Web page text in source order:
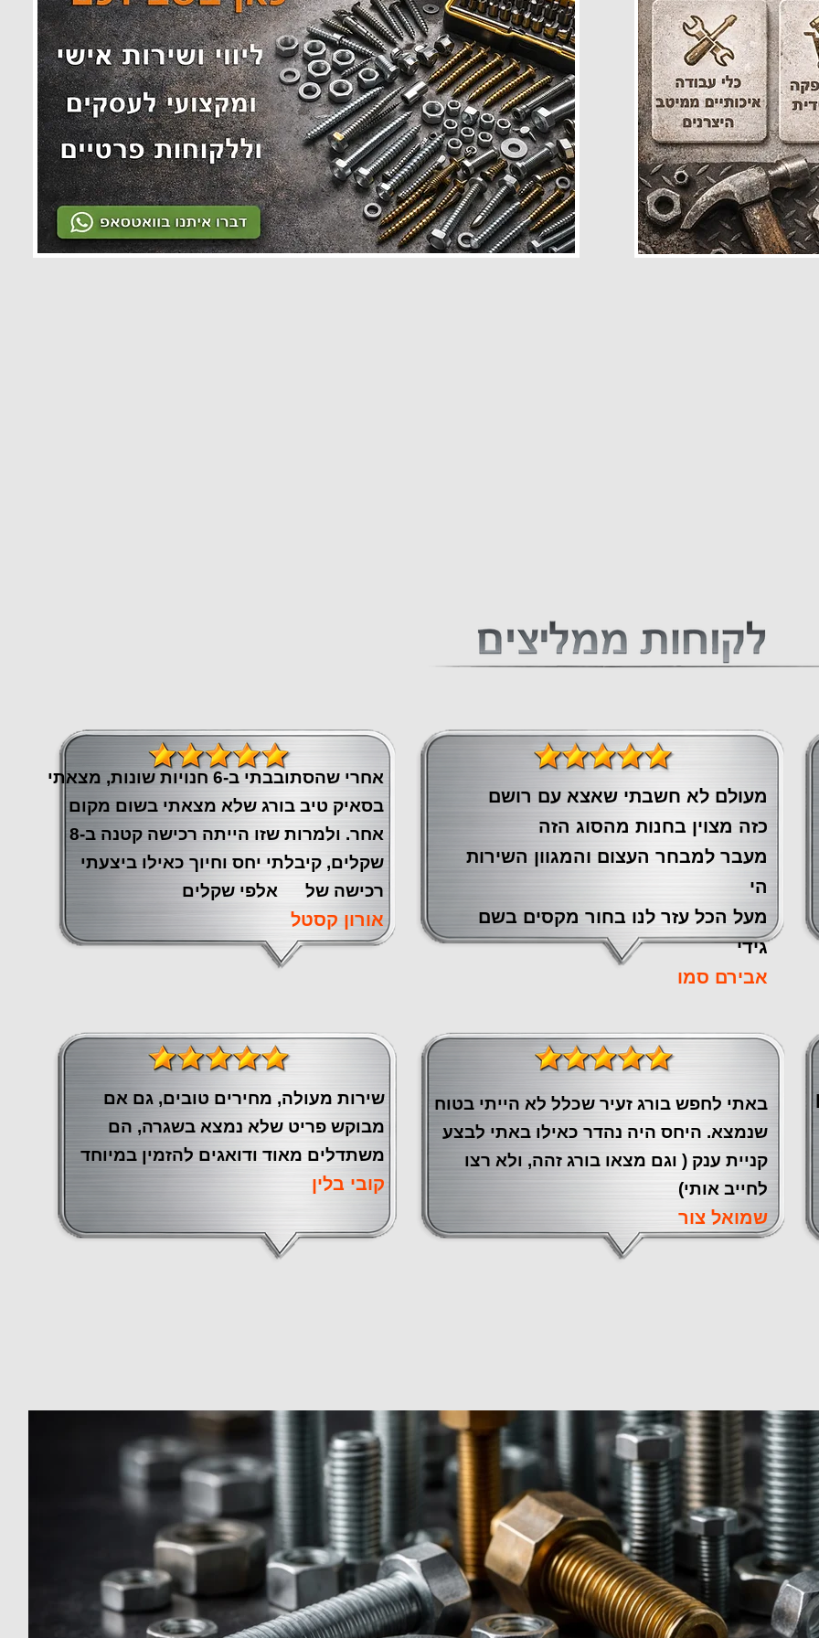
מעולם לא חשבתי שאצא עם רושם
כזה מצוין ‏בחנות מהסוג הזה
‏מעבר ‏למבחר העצום והמגוון השירות
הי
מעל הכל עזר לנו ‏בחור מקסים בשם
גידי
אבירם סמו
אחרי שהסתובבתי ב-6 חנויות שונות, מצאתי
בסאיק טיב בורג שלא מצאתי בשום מקום
אחר. ולמרות שזו הייתה רכישה קטנה ב-8
שקלים, קיבלתי יחס וחיוך כאילו ביצעתי
רכישה של אלפי שקלים
אורון קסטל
באתי לחפש בורג זעיר שכלל לא הייתי בטוח
שנמצא. היחס היה נהדר כאילו באתי לבצע
קניית ענק ( וגם מצאו בורג זהה, ולא רצו
לחייב אותי)
שמואל צור
שירות מעולה, מחירים טובים, גם אם
מבוקש פריט שלא נמצא בשגרה, הם
משתדלים מאוד ודואגים להזמין במיוחד
קובי בלין